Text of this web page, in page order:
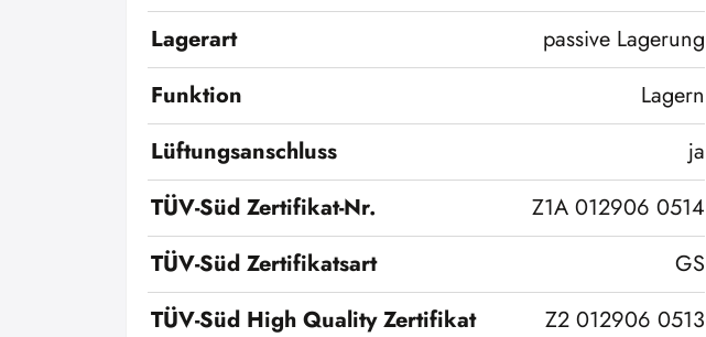
Lagerart
passive Lagerung
Funktion
Lagern
Lüftungsanschluss
ja
TÜV-Süd Zertifikat-Nr.
Z1A 012906 0514
TÜV-Süd Zertifikatsart
GS
TÜV-Süd High Quality Zertifikat
Z2 012906 0513